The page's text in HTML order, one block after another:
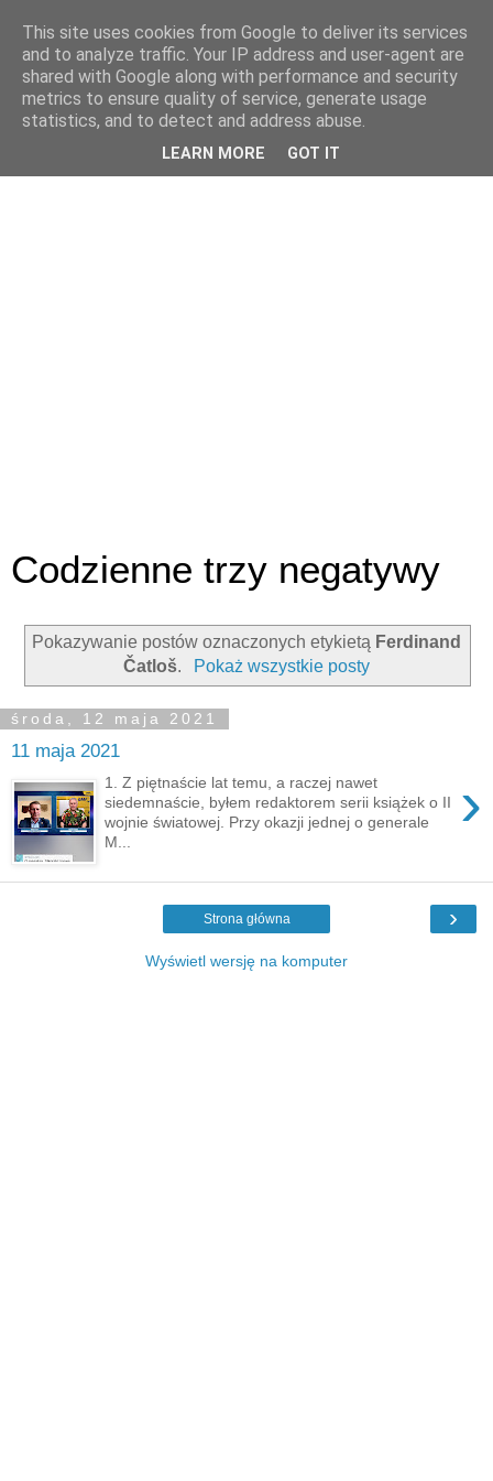
Codzienne trzy negatywy
Pokazywanie postów oznaczonych etykietą Ferdinand
Čatloš. Pokaż wszystkie posty
środa, 12 maja 2021
11 maja 2021
›
1. Z piętnaście lat temu, a raczej nawet
siedemnaście, byłem redaktorem serii książek o II
wojnie światowej. Przy okazji jednej o generale
M...
›
Strona główna
Wyświetl wersję na komputer
This site uses cookies from Google to deliver its services
and to analyze traffic. Your IP address and user-agent are
shared with Google along with performance and security
metrics to ensure quality of service, generate usage
statistics, and to detect and address abuse.
LEARN MORE GOT IT